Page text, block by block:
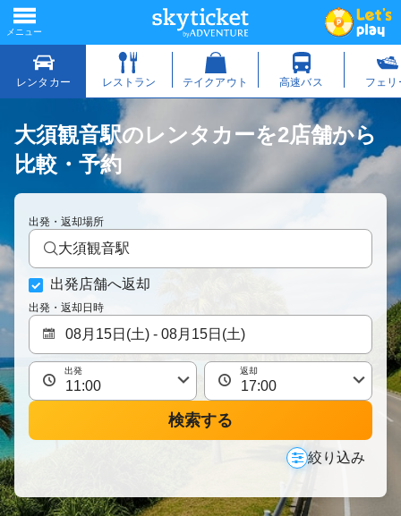
大須観音駅のレンタカーを2店舗から
比較・予約
出発・返却場所
大須観音駅
出発店舗へ返却
出発・返却日時
出発 返却
検索する
絞り込み